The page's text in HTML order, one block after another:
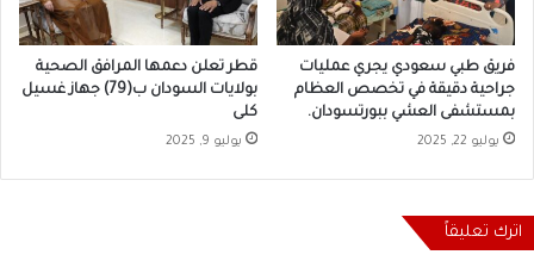
فريق طبي سعودي يجري عمليات
جراحية دقيقة في تخصص العظام
بمستشفى العشي ببورتسودان.
يوليو 22, 2025
قطر تعلن دعمها المرافق الصحية
بولايات السودان ب(79) جهاز غسيل
كلى
يوليو 9, 2025
اترك تعليقاً